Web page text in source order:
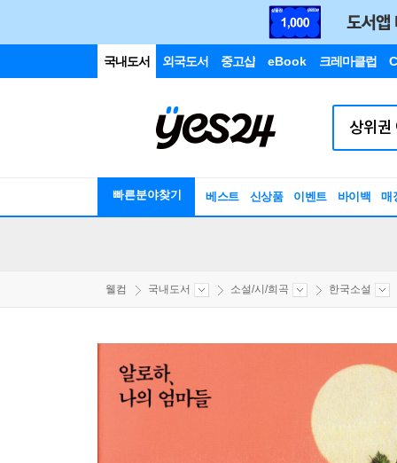
국내도서 외국도서 중고샵 eBook 크레마클럽
빠른분야찾기 베스트 신상품 이벤트 바이백 매
웰컴 국내도서 소설/시/희곡 한국소설